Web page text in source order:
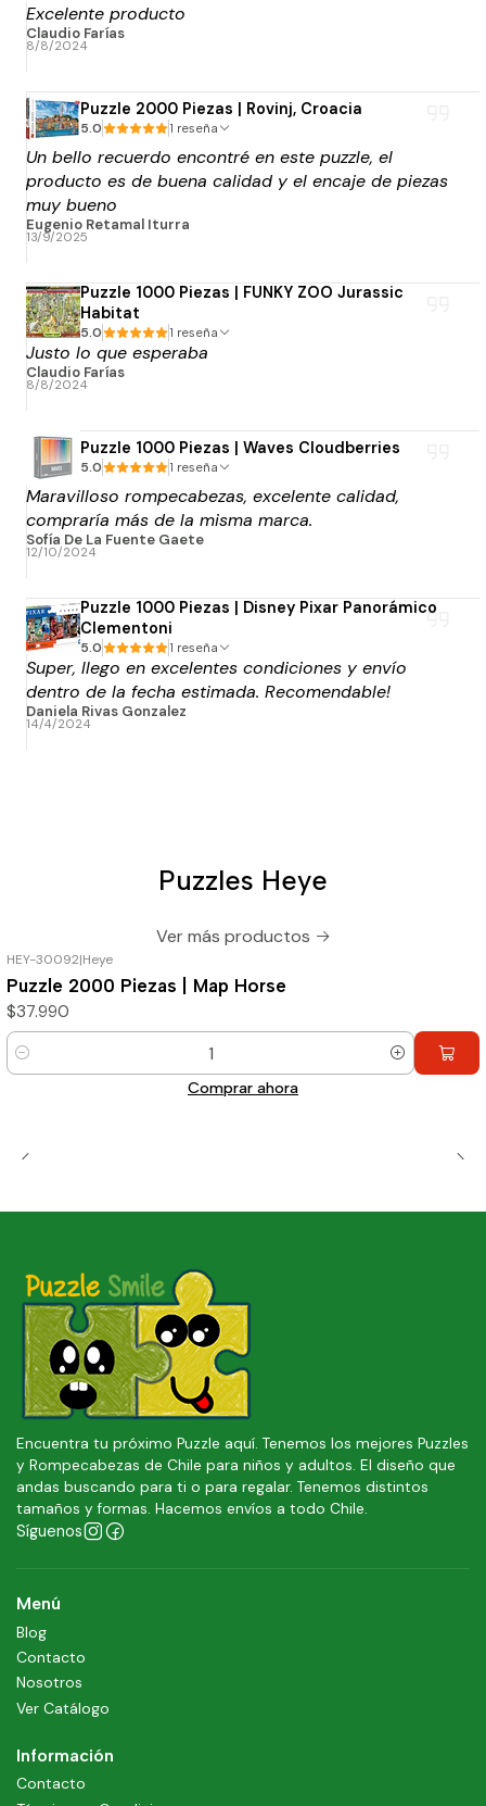
Excelente producto
Claudio Farías
8/8/2024
Puzzle 2000 Piezas | Rovinj, Croacia
5.0 1 reseña
Un bello recuerdo encontré en este puzzle, el
producto es de buena calidad y el encaje de piezas
muy bueno
Eugenio Retamal Iturra
13/9/2025
Puzzle 1000 Piezas | FUNKY ZOO Jurassic
Habitat
5.0 1 reseña
Justo lo que esperaba
Claudio Farías
8/8/2024
Puzzle 1000 Piezas | Waves Cloudberries
5.0 1 reseña
Maravilloso rompecabezas, excelente calidad,
compraría más de la misma marca.
Sofía De La Fuente Gaete
12/10/2024
Puzzle 1000 Piezas | Disney Pixar Panorámico
Clementoni
5.0 1 reseña
Super, llego en excelentes condiciones y envío
dentro de la fecha estimada. Recomendable!
Daniela Rivas Gonzalez
14/4/2024
Puzzles Heye
Ver más productos
HEY-30092|Heye
Puzzle 2000 Piezas | Map Horse
$37.990
Cantidad
Comprar ahora
Encuentra tu próximo Puzzle aquí. Tenemos los mejores Puzzles
y Rompecabezas de Chile para niños y adultos. El diseño que
andas buscando para ti o para regalar. Tenemos distintos
tamaños y formas. Hacemos envíos a todo Chile.
Síguenos
Menú
Blog
Contacto
Nosotros
Ver Catálogo
Información
Contacto